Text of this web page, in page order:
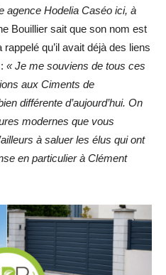
agence Hodelia Caséo ici, à
Bouillier sait que son nom est
qu’il avait déjà des liens
« Je me souviens de tous ces
aux Ciments de
différente d’aujourd’hui. On
modernes que vous
à saluer les élus qui ont
en particulier à Clément